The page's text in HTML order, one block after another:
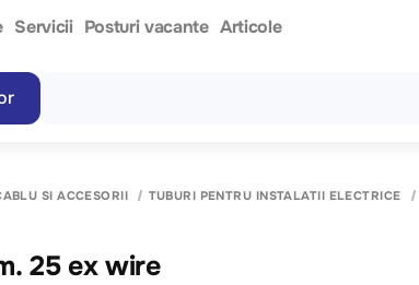
Servicii Posturi vacante Articole
SI ACCESORII TUBURI PENTRU INSTALATII ELECTRICE
25 ex wire